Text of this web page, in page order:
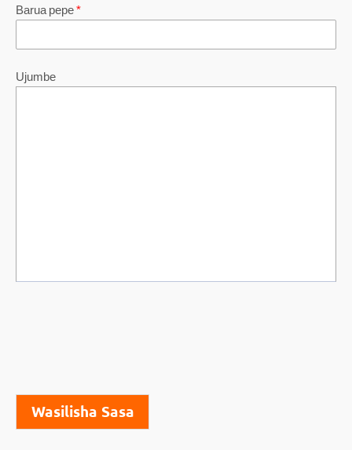
Barua pepe*
Ujumbe
Wasilisha Sasa